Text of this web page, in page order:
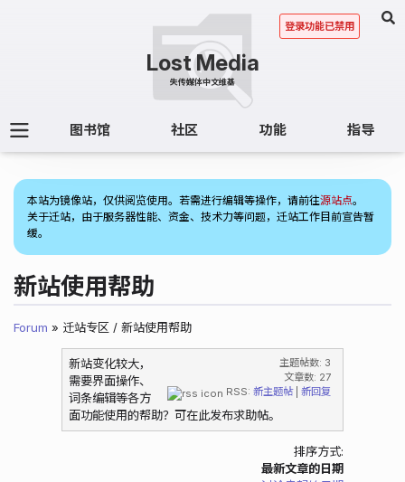
图书馆 社区 功能 指导
登录功能已禁用
本站为镜像站，仅供阅览使用。若需进行编辑等操作，请前往源站点。
关于迁站，由于服务器性能、资金、技术力等问题，迁站工作目前宣告暂
缓。
新站使用帮助
Forum » 迁站专区 / 新站使用帮助
主题帖数: 3
文章数: 27
RSS:新主题帖|新回复
新站变化较大，
需要界面操作、
词条编辑等各方
面功能使用的帮助？可在此发布求助帖。
排序方式:
最新文章的日期